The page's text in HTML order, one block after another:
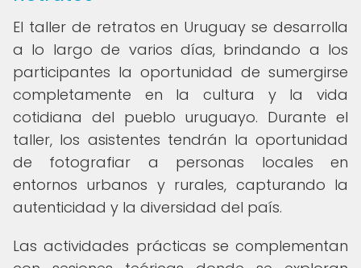
El taller de retratos en Uruguay se desarrolla
a lo largo de varios días, brindando a los
participantes la oportunidad de sumergirse
completamente en la cultura y la vida
cotidiana del pueblo uruguayo. Durante el
taller, los asistentes tendrán la oportunidad
de fotografiar a personas locales en
entornos urbanos y rurales, capturando la
autenticidad y la diversidad del país.
Las actividades prácticas se complementan